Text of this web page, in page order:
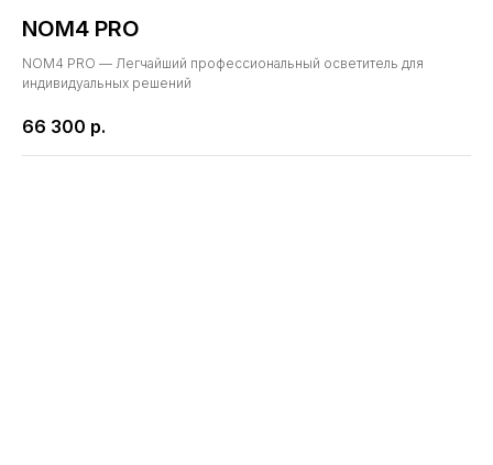
NOM4 PRO
NOM4 PRO — Легчайший профессиональный осветитель для
индивидуальных решений
66 300 р.